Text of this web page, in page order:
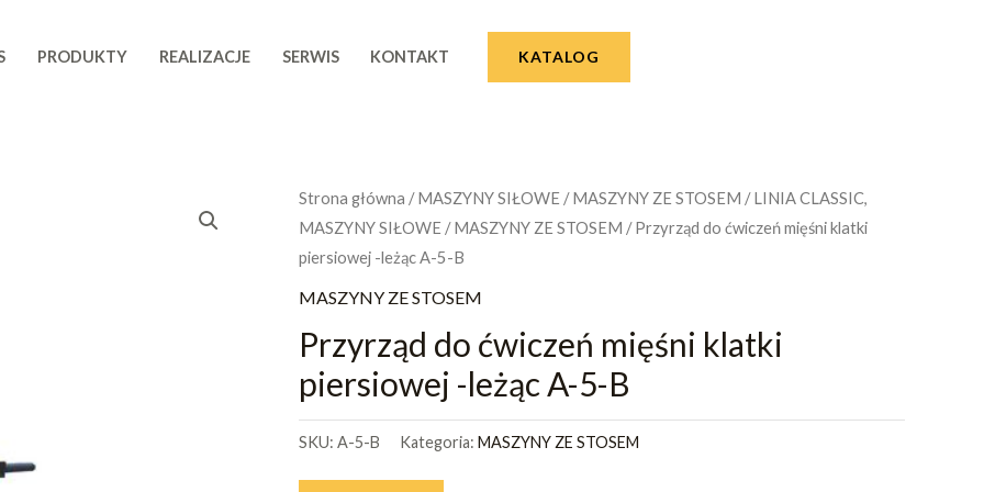
PRODUKTY REALIZACJE SERWIS KONTAKT KATALOG
Strona główna /MASZYNY SIŁOWE /MASZYNY ZE STOSEM /LINIA CLASSIC,
MASZYNY SIŁOWE /MASZYNY ZE STOSEM / Przyrząd do ćwiczeń mięśni klatki
piersiowej -leżąc A-5-B
MASZYNY ZE STOSEM
Przyrząd do ćwiczeń mięśni klatki
piersiowej -leżąc A-5-B
SKU: A-5-B Kategoria: MASZYNY ZE STOSEM